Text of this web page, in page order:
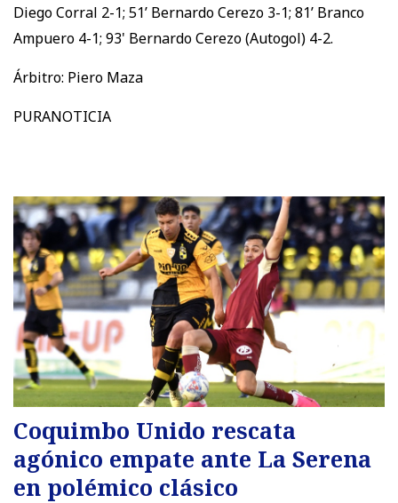
Diego Corral 2-1; 51’ Bernardo Cerezo 3-1; 81’ Branco
Ampuero 4-1; 93' Bernardo Cerezo (Autogol) 4-2.
Árbitro: Piero Maza
PURANOTICIA
Coquimbo Unido rescata
agónico empate ante La Serena
en polémico clásico